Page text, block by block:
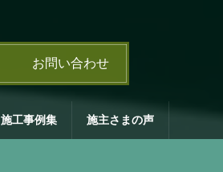
お問い合わせ
施工事例集 施主さまの声